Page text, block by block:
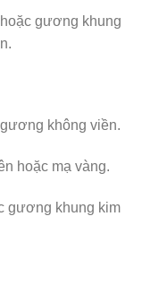
gương khung
không viền.
hoặc mạ vàng.
gương khung kim